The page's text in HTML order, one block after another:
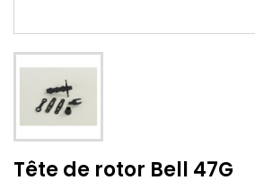
Tête de rotor Bell 47G